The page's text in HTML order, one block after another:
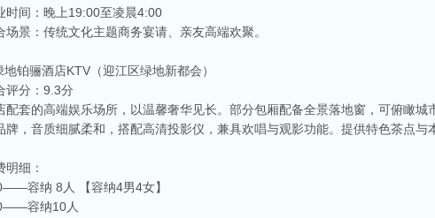
时间：晚上19:00至凌晨4:00
场景：传统文化主题商务宴请、亲友高端欢聚。
地铂骊酒店KTV（迎江区绿地新都会）
评分：9.3分
配套的高端娱乐场所，以温馨奢华见长。部分包厢配备全景落地窗，可俯瞰
牌，音质细腻柔和，搭配高清投影仪，兼具欢唱与观影功能。提供特色茶点
明细：
容纳 8人 【容纳4男4女】
容纳10人